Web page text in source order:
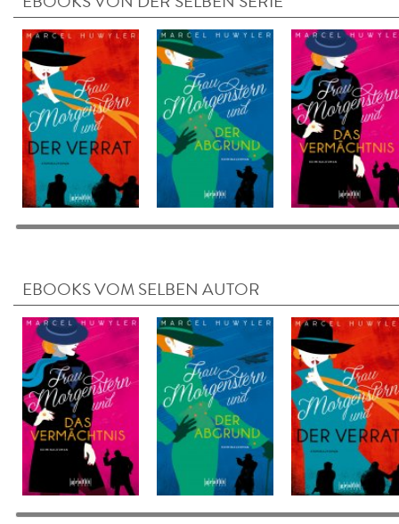
EBOOKS VOM SELBEN AUTOR